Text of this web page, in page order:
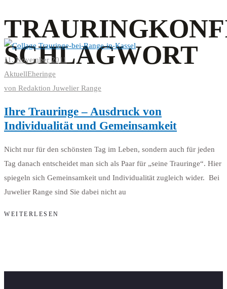
SCHLAGWORT
11. November 2011
AktuellEheringe
von Redaktion Juwelier Range
Ihre Trauringe – Ausdruck von
Individualität und Gemeinsamkeit
Nicht nur für den schönsten Tag im Leben, sondern auch für jeden
Tag danach entscheidet man sich als Paar für „seine Trauringe“. Hier
spiegeln sich Gemeinsamkeit und Individualität zugleich wider. Bei
Juwelier Range sind Sie dabei nicht au
WEITERLESEN